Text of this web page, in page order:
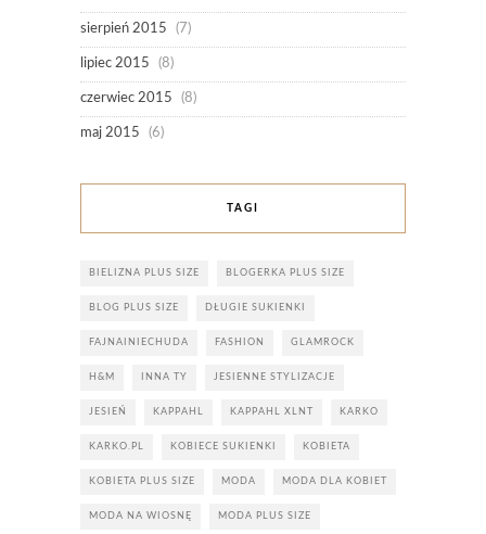
sierpień 2015 (7)
lipiec 2015 (8)
czerwiec 2015 (8)
maj 2015 (6)
TAGI
BIELIZNA PLUS SIZE BLOGERKA PLUS SIZE
BLOG PLUS SIZE DŁUGIE SUKIENKI
FAJNAINIECHUDA FASHION GLAMROCK
H&M INNA TY JESIENNE STYLIZACJE
JESIEŃ KAPPAHL KAPPAHL XLNT KARKO
KARKO.PL KOBIECE SUKIENKI KOBIETA
KOBIETA PLUS SIZE MODA MODA DLA KOBIET
MODA NA WIOSNĘ MODA PLUS SIZE